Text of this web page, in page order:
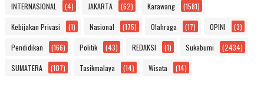
INTERNASIONAL (4) JAKARTA (62) Karawang (1581)
Kebijakan Privasi (1) Nasional (175) Olahraga (17) OPINI (3)
Pendidikan (166) Politik (43) REDAKSI (1) Sukabumi (2434)
SUMATERA (107) Tasikmalaya (14) Wisata (14)